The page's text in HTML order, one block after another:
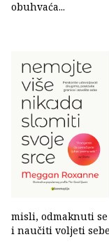
obuhvaća...
misli, odmaknuti
i naučiti voljeti